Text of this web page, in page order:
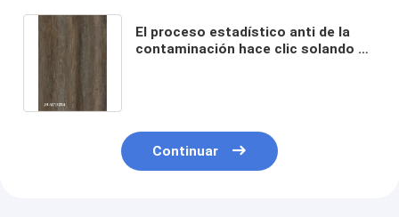
El proceso estadístico anti de la
contaminación hace clic solando el
Continuar